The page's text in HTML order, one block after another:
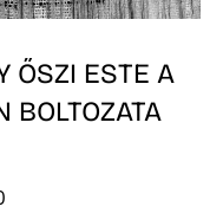
ŐSZI ESTE A
BOLTOZATA